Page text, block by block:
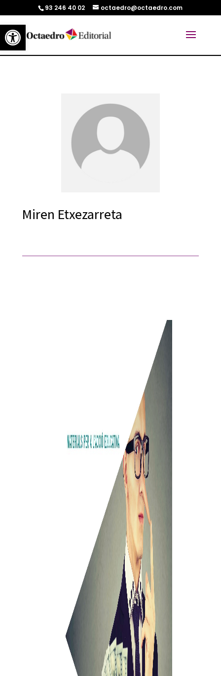
Abrir barra de herramientas
93 246 40 02 octaedro@octaedro.com
Miren Etxezarreta